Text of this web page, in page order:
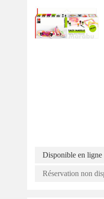
Disponible en ligne
Réservation non